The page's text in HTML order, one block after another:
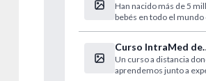
pionero de la
in vitro
Han nacido más de 5
bebés en todo el mundo
Curso IntraMed de
búsqueda de
biomédica
Un curso a distancia
aprendemos junto a